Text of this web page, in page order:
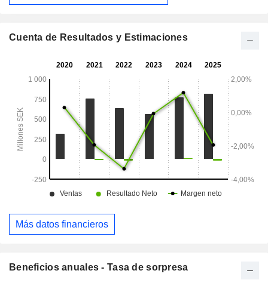
Cuenta de Resultados y Estimaciones
Más datos financieros
Beneficios anuales - Tasa de sorpresa